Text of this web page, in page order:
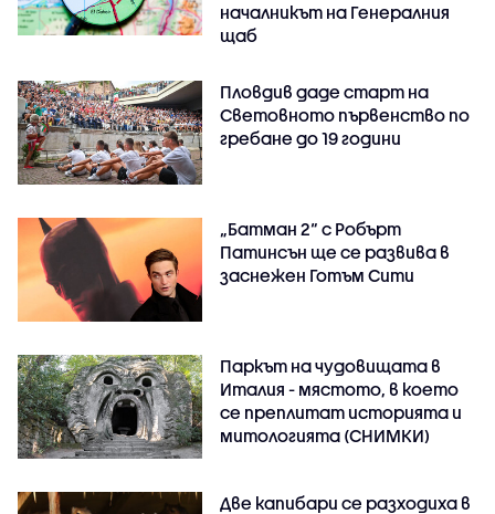
началникът на Генералния
щаб
Пловдив даде старт на
Световното първенство по
гребане до 19 години
„Батман 2“ с Робърт
Патинсън ще се развива в
заснежен Готъм Сити
Паркът на чудовищата в
Италия - мястото, в което
се преплитат историята и
митологията (СНИМКИ)
Две капибари се разходиха в